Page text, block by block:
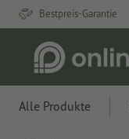
Bestpreis-Garantie
Alle Produkte